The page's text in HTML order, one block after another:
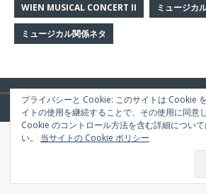
WIEN MUSICAL CONCERT II ミュージカ
ミュージカル関係ネタ
Copyright © 2026 | WordPress
プライバシーと Cookie: このサイトは Cookie
イトの使用を継続することで、その使用に同意
Cookie のコントロール方法を含む詳細につい
い。 当サイトの Cookie ポリシー